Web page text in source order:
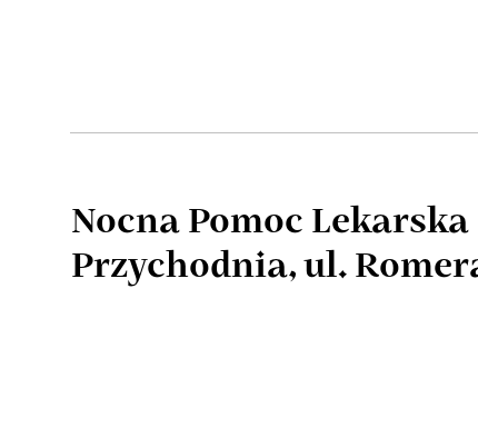
Nocna Pomoc Lekarska
Przychodnia, ul.